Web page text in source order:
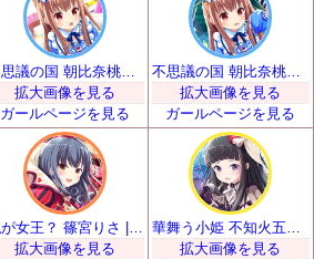
不思議の国 朝比奈桃子 | SSR
拡大画像を見る
ガールページを見る
不思議の国 朝比奈桃子 | SSR
拡大画像を見る
ガールページを見る
私が女王？ 篠宮りさ | SSR
拡大画像を見る
拡大画像を見る